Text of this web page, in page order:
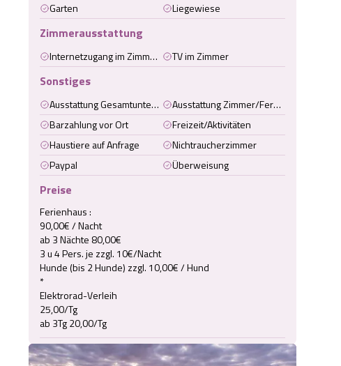
Garten Liegewiese
Zimmerausstattung
Internetzugang im Zimmer (kabelgebunden) TV im Zimmer
Sonstiges
Ausstattung Gesamtunterkunft
Ausstattung Zimmer/Ferienwohnung/Ferienhaus
Barzahlung vor Ort
Freizeit/Aktivitäten
Haustiere auf Anfrage
Nichtraucherzimmer
Paypal
Überweisung
Preise
Ferienhaus :
90,00€ / Nacht
ab 3 Nächte 80,00€
3 u 4 Pers. je zzgl. 10€/Nacht
Hunde (bis 2 Hunde) zzgl. 10,00€ / Hund
*
Elektrorad-Verleih
25,00/Tg
ab 3Tg 20,00/Tg